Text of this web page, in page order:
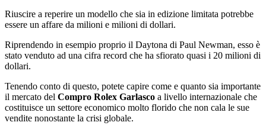
Riuscire a reperire un modello che sia in edizione limitata potrebbe
essere un affare da milioni e milioni di dollari.
Riprendendo in esempio proprio il Daytona di Paul Newman, esso è
stato venduto ad una cifra record che ha sfiorato quasi i 20 milioni di
dollari.
Tenendo conto di questo, potete capire come e quanto sia importante
il mercato del Compro Rolex Garlasco a livello internazionale che
costituisce un settore economico molto florido che non cala le sue
vendite nonostante la crisi globale.